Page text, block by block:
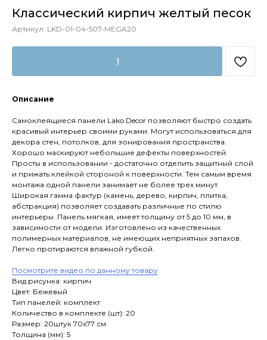
Классический кирпич желтый песок
Артикул: LKD-01-04-507-MEGA20
1
Описание
Самоклеящиеся панели Lako Decor позволяют быстро создать
красивый интерьер своими руками. Могут использоваться для
декора стен, потолков, для зонирования пространства.
Хорошо маскируют небольшие дефекты поверхностей.
Просты в использовании - достаточно отделить защитный слой
и прижать клейкой стороной к поверхности. Тем самым время
монтажа одной панели занимает не более трех минут.
Широкая гамма фактур (камень, дерево, кирпич, плитка,
абстракция) позволяет создавать различные по стилю
интерьеры. Панель мягкая, имеет толщину от 5 до 10 мм, в
зависимости от модели. Изготовлено из качественных
полимерных материалов, не имеющих неприятных запахов.
Легко протираются влажной губкой.
Посмотрите видео по данному товару
Вид рисунка: кирпич
Цвет: Бежевый
Тип панелей: комплект
Количество в комплекте (шт): 20
Размер: 20штук 70x77 см
Толщина (мм): 5